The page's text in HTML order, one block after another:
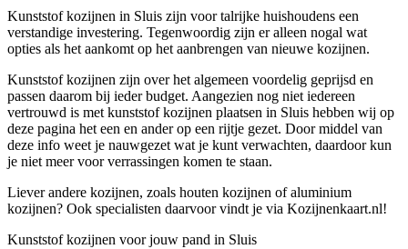
Kunststof kozijnen in Sluis zijn voor talrijke huishoudens een
verstandige investering. Tegenwoordig zijn er alleen nogal wat
opties als het aankomt op het aanbrengen van nieuwe kozijnen.
Kunststof kozijnen zijn over het algemeen voordelig geprijsd en
passen daarom bij ieder budget. Aangezien nog niet iedereen
vertrouwd is met kunststof kozijnen plaatsen in Sluis hebben wij op
deze pagina het een en ander op een rijtje gezet. Door middel van
deze info weet je nauwgezet wat je kunt verwachten, daardoor kun
je niet meer voor verrassingen komen te staan.
Liever andere kozijnen, zoals houten kozijnen of aluminium
kozijnen? Ook specialisten daarvoor vindt je via Kozijnenkaart.nl!
Kunststof kozijnen voor jouw pand in Sluis